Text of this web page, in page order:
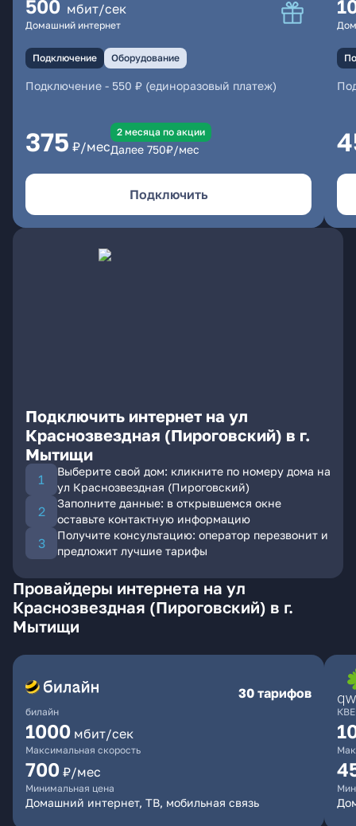
500 мбит/сек
Домашний интернет
Подключение Оборудование
Подключение - 550 ₽ (единоразовый платеж)
375 ₽/мес
2 месяцa по акции
Далее 750₽/мес
Подключить
Подключить интернет на ул
Краснозвездная (Пироговский) в г.
Мытищи
Выберите свой дом: кликните по номеру дома на
ул Краснозвездная (Пироговский)
Заполните данные: в открывшемся окне
оставьте контактную информацию
Получите консультацию: оператор перезвонит и
предложит лучшие тарифы
Провайдеры интернета на ул
Краснозвездная (Пироговский) в г.
Мытищи
билайн
30 тарифов
1000 мбит/сек
Максимальная скорость
700 ₽/мес
Минимальная цена
Домашний интернет, ТВ, мобильная связь